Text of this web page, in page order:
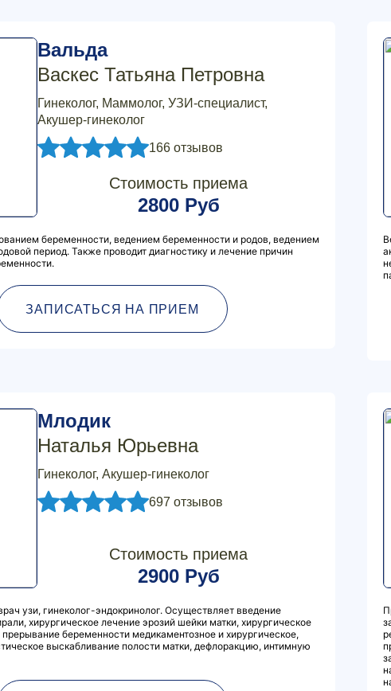
Вальда
Васкес Татьяна Петровна
Гинеколог, Маммолог, УЗИ-специалист,
Акушер-гинеколог
166 отзывов
Стоимость приема
2800 Руб
беременности, ведением беременности и родов, ведением
период. Также проводит диагностику и лечение причин
ЗАПИСАТЬСЯ НА ПРИЕМ
Млодик
Наталья Юрьевна
Гинеколог, Акушер-гинеколог
697 отзывов
Стоимость приема
2900 Руб
узи, гинеколог-эндокринолог. Осуществляет введение
хирургическое лечение эрозий шейки матки, хирургическое
беременности медикаментозное и хирургическое,
выскабливание полости матки, дефлоракцию, интимную